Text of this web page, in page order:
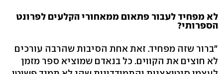
לא מפחיד לעבור פתאום ממאחורי הקלעים לפרונט
הספרותי?
"ברור שזה מפחיד. זאת אחת הסיבות שהרבה עורכים
לא חוצים את הקווים. כל בנאדם שמוציא ספר מזמן